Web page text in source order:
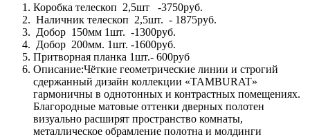
Коробка телескоп 2,5шт -3750руб.
Наличник телескоп 2,5шт. - 1875руб.
Добор 150мм 1шт. -1300руб.
Добор 200мм. 1шт. -1600руб.
Притворная планка 1шт.- 600руб
Описание:Чёткие геометрические линии и строгий
сдержанный дизайн коллекции «TAMBURAT»
гармоничны в однотонных и контрастных помещениях.
Благородные матовые оттенки дверных полотен
визуально расширят пространство комнаты,
металлическое обрамление полотна и молдинги